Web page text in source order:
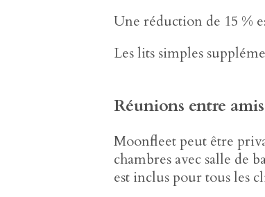
Une réduction de 15 %
Les lits simples
Réunions entre
Moonfleet peut être
chambres avec salle de
est inclus pour tous les